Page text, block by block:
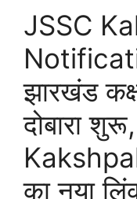
JSSC
झारखंड
दोबारा
का नया